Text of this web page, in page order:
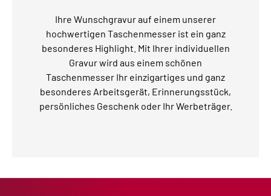
Ihre Wunschgravur auf einem unserer
hochwertigen Taschenmesser ist ein ganz
besonderes Highlight. Mit Ihrer individuellen
Gravur wird aus einem schönen
Taschenmesser Ihr einzigartiges und ganz
besonderes Arbeitsgerät, Erinnerungsstück,
persönliches Geschenk oder Ihr Werbeträger.